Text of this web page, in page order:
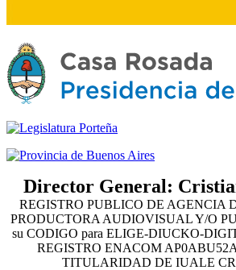
Director General:
REGISTRO PUBLICO DE AGENCIA
PRODUCTORA AUDIOVISUAL Y/O
su CODIGO para ELIGE-DIUCKO-
REGISTRO ENACOM
TITULARIDAD DE IUALE